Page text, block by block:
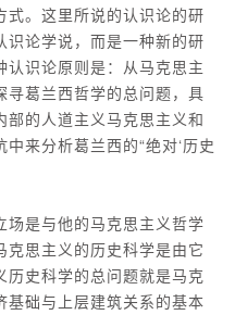
。这里所说的认识论的研
识论学说，而是一种新的研
识论原则是：从马克思主
寻葛兰西哲学的总问题，具
的人道主义马克思主义和
来分析葛兰西的“绝对‘历史
是与他的马克思主义哲学
思主义的历史科学是由它
史科学的总问题就是马克
基础与上层建筑关系的基本